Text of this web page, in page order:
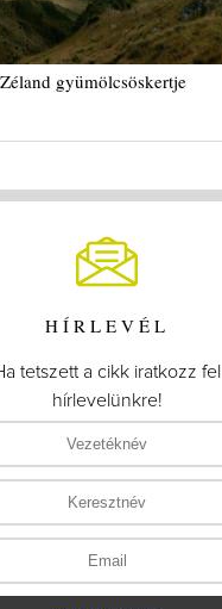
gyümölcsöskertje
HÍRLEVÉL
tetszett a cikk iratkozz fel
hírlevelünkre!